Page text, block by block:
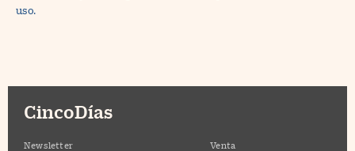
uso.
CincoDías
Newsletter
Venta